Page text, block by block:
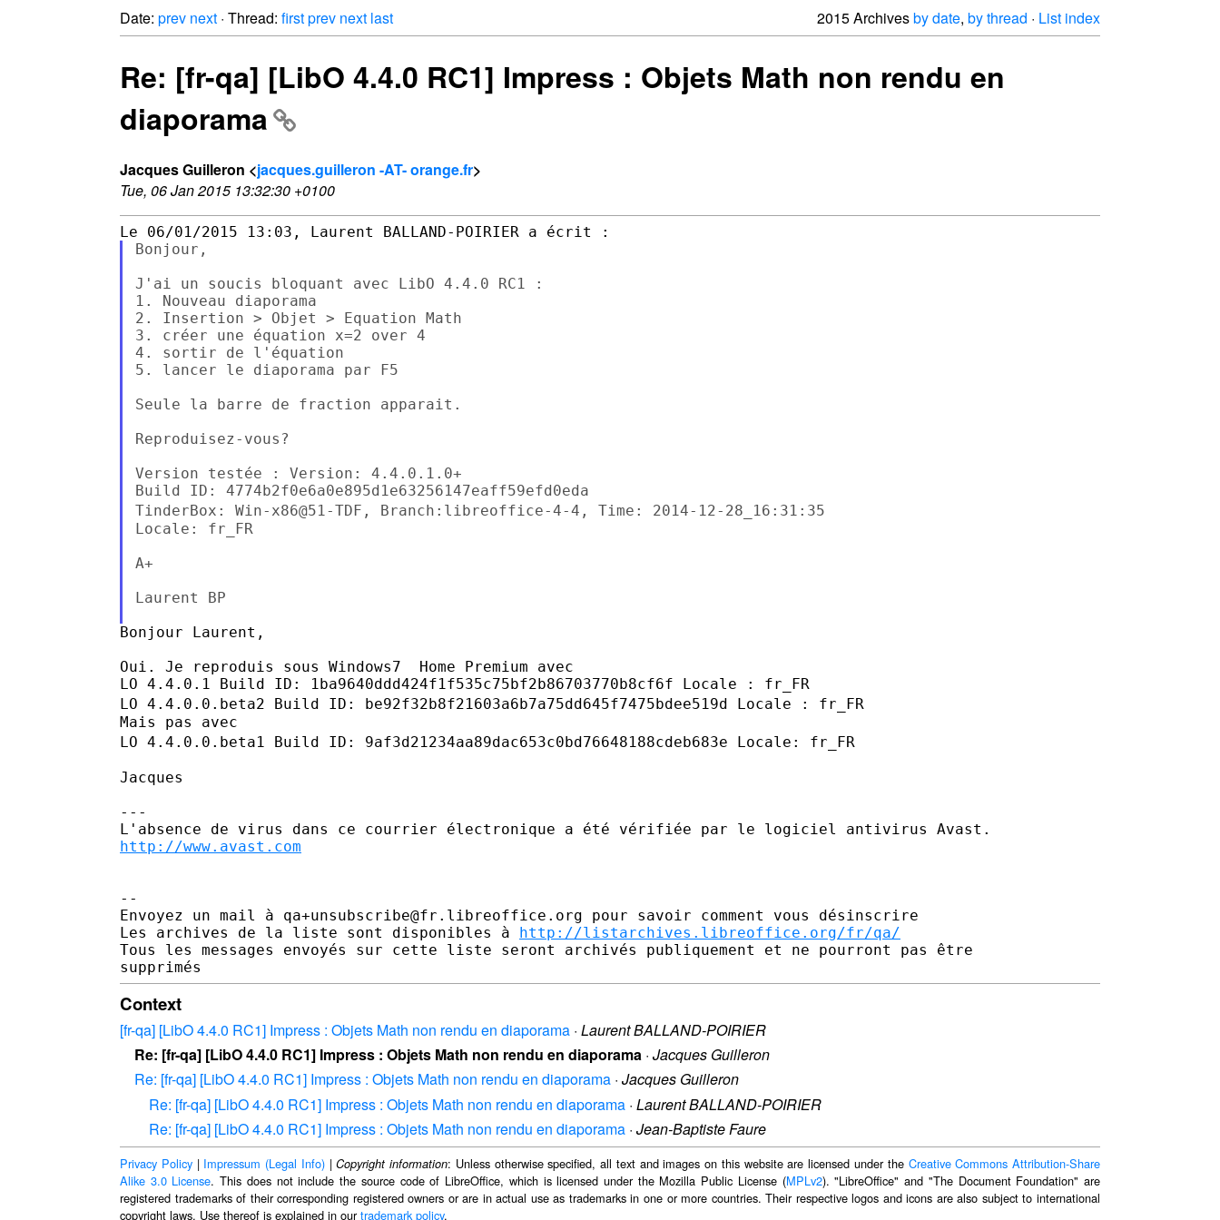
Date: prev next · Thread: firstprev next last 2015 Archivesby date, by thread · List index
Re: [fr-qa] [LibO 4.4.0 RC1] Impress : Objets Math non rendu en
diaporama
Jacques Guilleron <jacques.guilleron -AT- orange.fr>
Tue, 06 Jan 2015 13:32:30 +0100
Bonjour,
J'ai un soucis bloquant avec LibO 4.4.0 RC1 :
1. Nouveau diaporama
2. Insertion > Objet > Equation Math
3. créer une équation x=2 over 4
4. sortir de l'équation
5. lancer le diaporama par F5
Seule la barre de fraction apparait.
Reproduisez-vous?
Version testée : Version: 4.4.0.1.0+
TinderBox: Win-x86@51-TDF, Branch:libreoffice-4-4, Time: 2014-12-28_16:31:35
Locale: fr_FR
A+
Laurent BP
Bonjour Laurent,
Oui. Je reproduis sous Windows7  Home Premium avec
LO 4.4.0.0.beta2 Build ID: be92f32b8f21603a6b7a75dd645f7475bdee519d Locale : fr_FR
LO 4.4.0.0.beta1 Build ID: 9af3d21234aa89dac653c0bd76648188cdeb683e Locale: fr_FR
Jacques
---
http://www.avast.com
--
Envoyez un mail à qa+unsubscribe@fr.libreoffice.org pour savoir comment vous désinscrire
Les archives de la liste sont disponibles à http://listarchives.libreoffice.org/fr/qa/
Tous les messages envoyés sur cette liste seront archivés publiquement et ne pourront pas être
Context
[fr-qa] [LibO 4.4.0 RC1] Impress : Objets Math non rendu en diaporama · Laurent BALLAND-POIRIER
Re: [fr-qa] [LibO 4.4.0 RC1] Impress : Objets Math non rendu en diaporama · Jacques Guilleron
Re: [fr-qa] [LibO 4.4.0 RC1] Impress : Objets Math non rendu en diaporama · Jacques Guilleron
Re: [fr-qa] [LibO 4.4.0 RC1] Impress : Objets Math non rendu en diaporama · Laurent BALLAND-POIRIER
Re: [fr-qa] [LibO 4.4.0 RC1] Impress : Objets Math non rendu en diaporama · Jean-Baptiste Faure
Privacy Policy| Impressum (Legal Info)|Copyright information: Unless otherwise specified, all text and images on this website are licensed under the Creative Commons Attribution-Share
Alike 3.0 License. This does not include the source code of LibreOffice, which is licensed under the Mozilla Public License (MPLv2). "LibreOffice" and "The Document Foundation" are
registered trademarks of their corresponding registered owners or are in actual use as trademarks in one or more countries. Their respective logos and icons are also subject to international
copyright laws. Use thereof is explained in ourtrademark policy.